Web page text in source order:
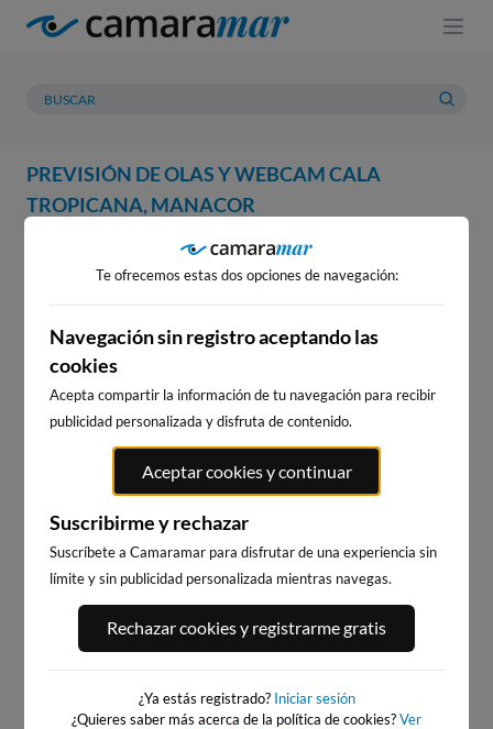
PREVISIÓN DE OLAS Y WEBCAM CALA
TROPICANA, MANACOR
PREVISIÓN METEOROLOGÍA
WEBCAM CALA TROPICANA,
MANACOR
WEBCAMS CERCANAS
PORT ANDRATX
77km · Andratx
PLAYA DE SITGES
0.1 m CHOPI
Te ofrecemos estas dos opciones de navegación:
Navegación sin registro aceptando las
cookies
Acepta compartir la información de tu navegación para recibir
publicidad personalizada y disfruta de contenido.
Aceptar cookies y continuar
Suscribirme y rechazar
Suscríbete a Camaramar para disfrutar de una experiencia sin
límite y sin publicidad personalizada mientras navegas.
Rechazar cookies y registrarme gratis
¿Ya estás registrado? Iniciar sesión
¿Quieres saber más acerca de la política de cookies?Ver